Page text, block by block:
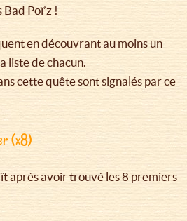
Poï’z !
en découvrant au moins un
liste de chacun.
cette quête sont signalés par ce
(x8)
après avoir trouvé les 8 premiers